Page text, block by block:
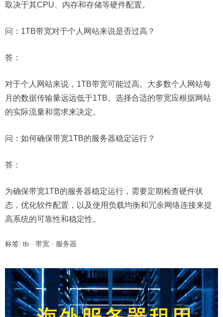
取决于其CPU、内存和存储等硬件配置。
问： 1TB带宽对于个人网站来说是否过高？
答：
对于个人网站来说，1TB带宽可能过高。大多数个人网站每
月的数据传输量远远低于1TB。选择合适的带宽应根据网站
的实际流量和需求来决定。
问： 如何确保带宽1TB的服务器稳定运行？
答：
为确保带宽1TB的服务器稳定运行，需要定期检查硬件状
态，优化软件配置，以及使用负载均衡和冗余网络连接来提
高系统的可靠性和稳定性。
标签: tb · 带宽 · 服务器